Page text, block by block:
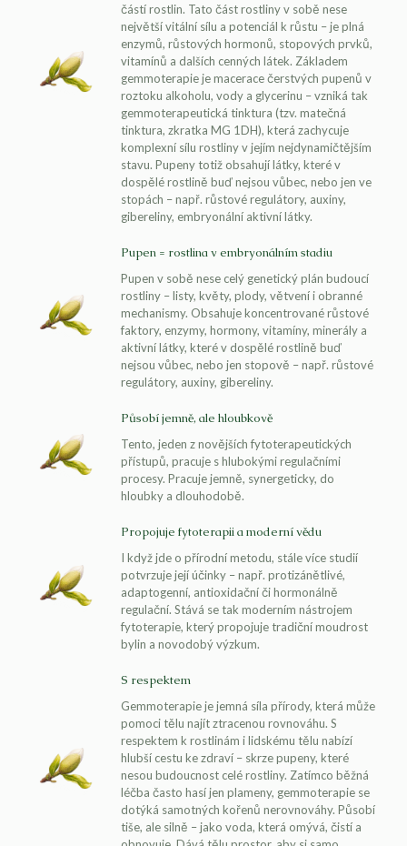
částí rostlin. Tato část rostliny v sobě nese
největší vitální sílu a potenciál k růstu – je plná
enzymů, růstových hormonů, stopových prvků,
vitamínů a dalších cenných látek. Základem
gemmoterapie je macerace čerstvých pupenů v
roztoku alkoholu, vody a glycerinu – vzniká tak
gemmoterapeutická tinktura (tzv. matečná
tinktura, zkratka MG 1DH), která zachycuje
komplexní sílu rostliny v jejím nejdynamičtějším
stavu. Pupeny totiž obsahují látky, které v
dospělé rostlině buď nejsou vůbec, nebo jen ve
stopách – např. růstové regulátory, auxiny,
gibereliny, embryonální aktivní látky.
Pupen = rostlina v embryonálním stadiu
Pupen v sobě nese celý genetický plán budoucí
rostliny – listy, květy, plody, větvení i obranné
mechanismy. Obsahuje koncentrované růstové
faktory, enzymy, hormony, vitamíny, minerály a
aktivní látky, které v dospělé rostlině buď
nejsou vůbec, nebo jen stopově – např. růstové
regulátory, auxiny, gibereliny.
Působí jemně, ale hloubkově
Tento, jeden z novějších fytoterapeutických
přístupů, pracuje s hlubokými regulačními
procesy. Pracuje jemně, synergeticky, do
hloubky a dlouhodobě.
Propojuje fytoterapii a moderní vědu
I když jde o přírodní metodu, stále více studií
potvrzuje její účinky – např. protizánětlivé,
adaptogenní, antioxidační či hormonálně
regulační. Stává se tak moderním nástrojem
fytoterapie, který propojuje tradiční moudrost
bylin a novodobý výzkum.
S respektem
Gemmoterapie je jemná síla přírody, která může
pomoci tělu najít ztracenou rovnováhu. S
respektem k rostlinám i lidskému tělu nabízí
hlubší cestu ke zdraví – skrze pupeny, které
nesou budoucnost celé rostliny. Zatímco běžná
léčba často hasí jen plameny, gemmoterapie se
dotýká samotných kořenů nerovnováhy. Působí
tiše, ale silně – jako voda, která omývá, čistí a